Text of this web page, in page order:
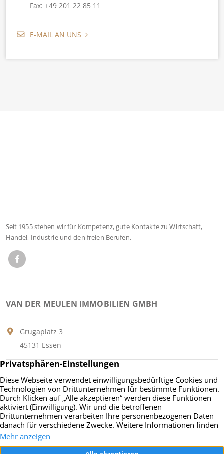
Fax: +49 201 22 85 11
E-MAIL AN UNS
Seit 1955 stehen wir für Kompetenz, gute Kontakte zu Wirtschaft,
Handel, Industrie und den freien Berufen.
VAN DER MEULEN IMMOBILIEN GMBH
Grugaplatz 3
45131 Essen
Fax: +49 201 22 85 11
E-MAIL AN UNS